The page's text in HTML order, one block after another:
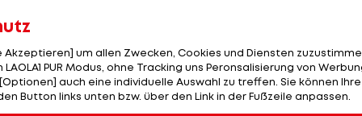
am Podest vorbei.
es als Fünfte, die Gesamtweltcupführende
setzen. Vor den letzten drei Rennen liegt Aicher 95
musste sich Aicher um 83 Punkte geschlagen
Akzeptieren] um allen Zwecken, Cookies und Diensten
PUR Modus, ohne Tracking uns Peronsalisierung von
auch eine individuelle Auswahl zu treffen. Sie können
Button links unten bzw. über den Link in der Fußzeile anpassen.